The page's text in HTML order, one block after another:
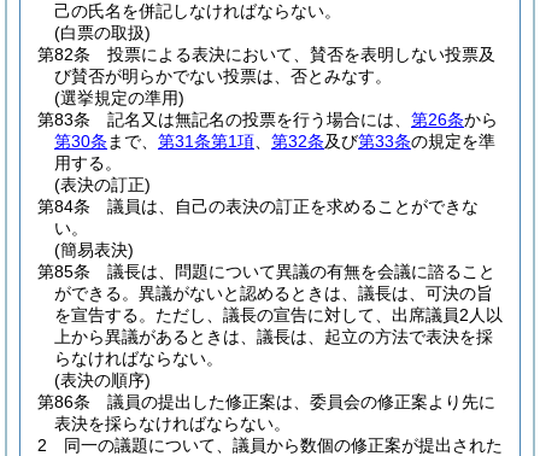
己の氏名を併記しなければならない。
(白票の取扱)
第82条
投票による表決において、賛否を表明しない投票及
び賛否が明らかでない投票は、否とみなす。
(選挙規定の準用)
第83条
記名又は無記名の投票を行う場合には、 第26条から
第30条 まで、 第31条第1項 第32条及び第33条の規定を準
用する。
(表決の訂正)
第84条
議員は、自己の表決の訂正を求めることができな
い。
(簡易表決)
第85条
議長は、問題について異議の有無を会議に諮ること
ができる。 異議がないと認めるときは、議長は、可決の旨
を宣告する。 ただし、議長の宣告に対して、出席議員2人以
上から異議があるときは、議長は、起立の方法で表決を採
らなければならない。
(表決の順序)
第86条
議員の提出した修正案は、委員会の修正案より先に
表決を採らなければならない。
2
同一の議題について、議員から数個の修正案が提出された